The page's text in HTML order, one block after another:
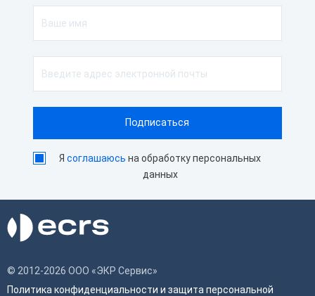
Ясоглашаюсь на обработку персональных
данных
© 2012-2026 ООО «ЭКР Сервис»
Политика конфиденциальности и защита персональной